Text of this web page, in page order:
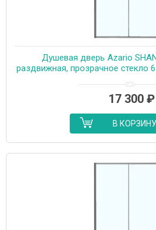
Душевая дверь Azario
раздвижная, прозрачное стекло
17 300 ₽
В КОРЗИНУ